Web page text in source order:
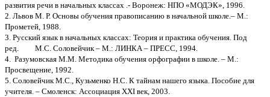
развития речи в начальных классах .- Воронеж: НПО «МОДЭК», 1996.
2. Львов М. Р. Основы обучения правописанию в начальной школе.– М.:
Прометей, 1988.
3. Русский язык в начальных классах: Теория и практика обучения. Под
ред. М.С. Соловейчик – М.: ЛИНКА – ПРЕСС, 1994.
4. Разумовская М.М. Методика обучения орфографии в школе. – М.:
Просвещение, 1992.
5. Соловейчик М.С., Кузьменко Н.С. К тайнам нашего языка. Пособие для
учителя. – Смоленск: Ассоциация ХХI век, 2003.